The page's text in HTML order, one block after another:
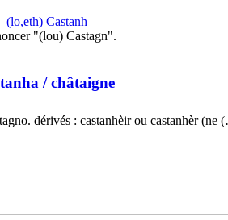
(lo,eth) Castanh
"(lou) Castagn".
/ châtaigne
dérivés : castanhèir ou castanhèr (ne